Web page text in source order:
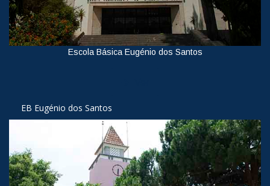
Escola Básica Eugénio dos Santos
EB Eugénio dos Santos